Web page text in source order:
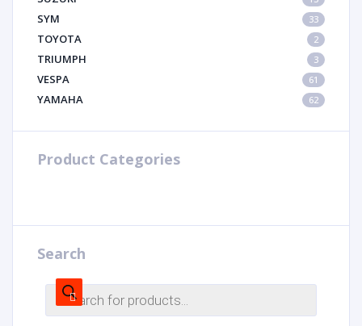
SYM 33
TOYOTA 2
TRIUMPH 3
VESPA 61
YAMAHA 62
Product Categories
Search